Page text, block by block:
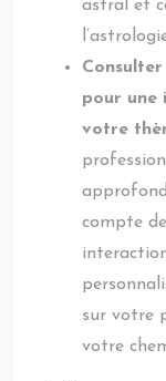
astral et
pour une
votre
compte
sur votre
votre